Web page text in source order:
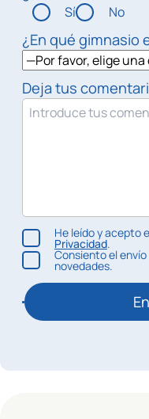
Sí No
¿En qué gimnasio
Deja tus
He leído y acepto
Privacidad.
Consiento el
novedades.